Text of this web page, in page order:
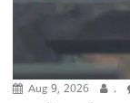
Aug 9, 2026 .